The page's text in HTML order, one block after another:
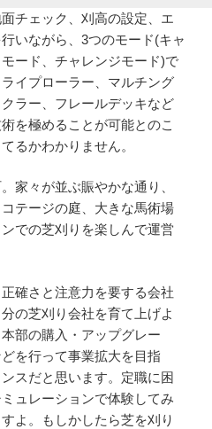
チェック、刈高の設定、エ
いながら、3つのモード(キャ
ード、チャレンジモード)で
イプローラー、マルチング
ラー、フレールデッキなど
を極めることが可能とのこ
るかわかりません。
家々が並ぶ賑やかな通り、
テージの庭、大きな馬術場
での芝刈りを楽しんで運営
確さと注意力を要する会社
の芝刈り会社を育て上げよ
部の購入・アップグレー
を行って事業拡大を目指
スだと思います。定職に困
ュレーションで体験してみ
よ。もしかしたら芝を刈り